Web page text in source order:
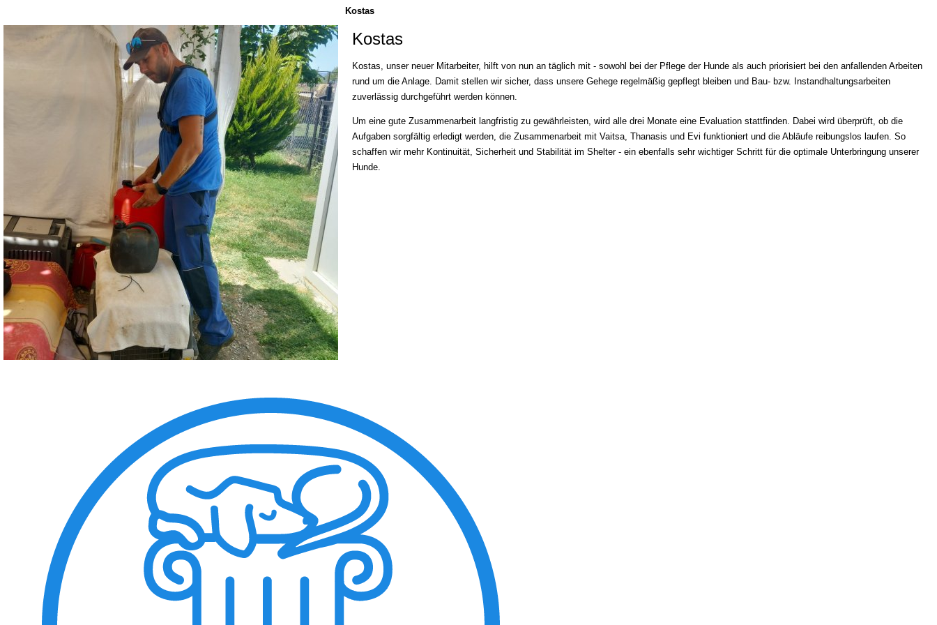
Kostas
Kostas
Kostas, unser neuer Mitarbeiter, hilft von nun an täglich mit - sowohl bei der Pflege der Hunde als auch priorisiert bei den anfallenden Arbeiten
rund um die Anlage. Damit stellen wir sicher, dass unsere Gehege regelmäßig gepflegt bleiben und Bau- bzw. Instandhaltungsarbeiten
zuverlässig durchgeführt werden können.
Um eine gute Zusammenarbeit langfristig zu gewährleisten, wird alle drei Monate eine Evaluation stattfinden. Dabei wird überprüft, ob die
Aufgaben sorgfältig erledigt werden, die Zusammenarbeit mit Vaitsa, Thanasis und Evi funktioniert und die Abläufe reibungslos laufen. So
schaffen wir mehr Kontinuität, Sicherheit und Stabilität im Shelter - ein ebenfalls sehr wichtiger Schritt für die optimale Unterbringung unserer
Hunde.